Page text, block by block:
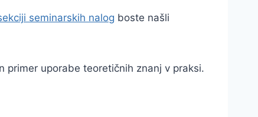
seminarskih nalog boste našli
primer uporabe teoretičnih znanj v praksi.